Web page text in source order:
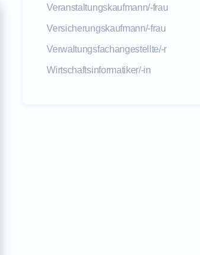
Veranstaltungskaufmann/-frau
Versicherungskaufmann/-frau
Verwaltungsfachangestellte/-r
Wirtschaftsinformatiker/-in